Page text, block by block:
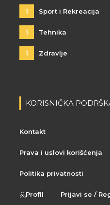
1 Sport i Rekreacija
1 Tehnika
1 Zdravlje
KORISNIČKA
Kontakt
Prava i uslovi korišćenja
Politika privatnosti
Profil Prijavi se /